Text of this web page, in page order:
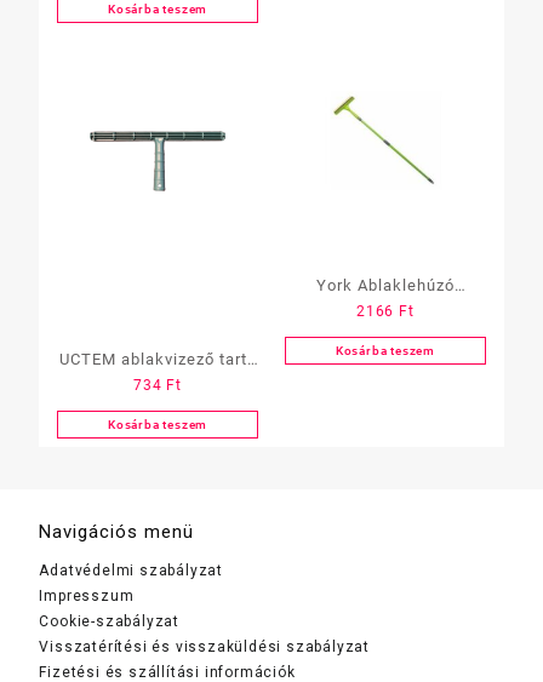
Kosárba teszem
UCTEM ablakvizező tartó
35cm
734 Ft
Kosárba teszem
York Ablaklehúzó
gumi+szivacs
teleszkópos nyéllel
2166 Ft
Kosárba teszem
Navigációs menü
Adatvédelmi szabályzat
Impresszum
Cookie-szabályzat
Visszatérítési és visszaküldési szabályzat
Fizetési és szállítási információk